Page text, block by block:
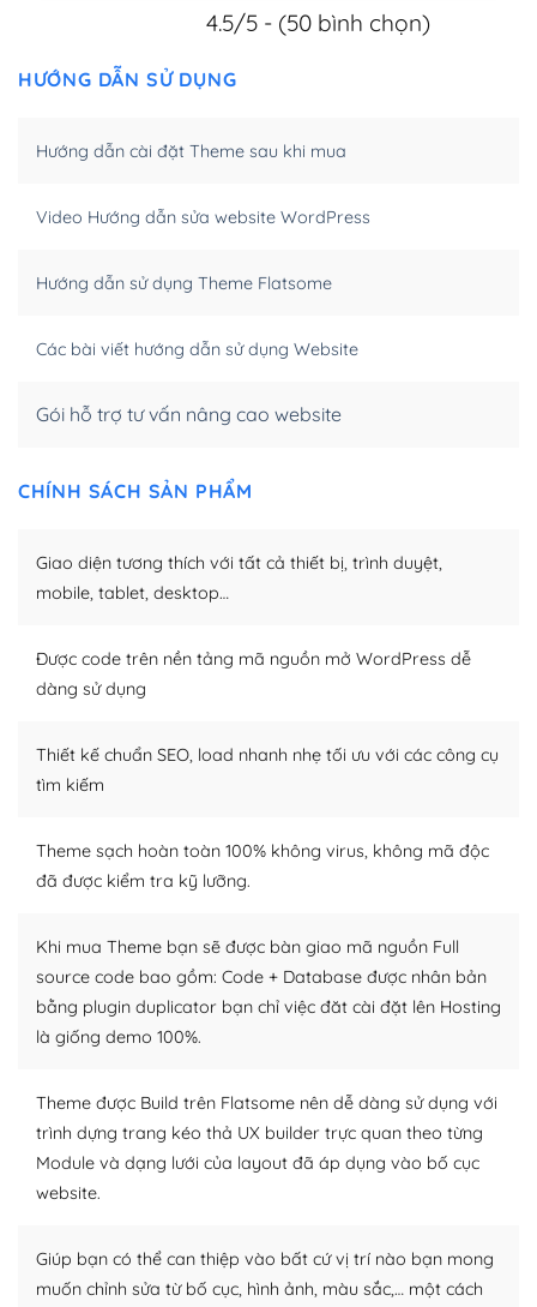
Có thể tùy biến trên website WordPress
WordPress bao gồm nhiều công cụ và plugin để tối ưu
hóa nội dung cho SEO.
Khi bạn dùng WordPress để thiết kế web thì trang web
kiếm.
Khi bạn sử dụng WordPress, thì vấn đề giao diện của
trở nên hấp dẫn và đơn giản hơn.
thiết kế tốt, bạn có thể tự sửa đổi. Nếu không bạn có thể
tìm kiếm chúng trên Internet hoặc nhờ chuyên gia.
– Sở hữu một cộng đồng lớn, sẵn sàng hỗ trợ
khổng lồ được kiểm duyệt bởi các nhân viên và những
người cuồng tín WordPress.
Nếu bạn gặp khó khăn, bạn có thể lên mạng và tìm
kiếm những cộng đồng WordPress, họ sẽ giúp bạn trả
lời, giải đáp vấn đề của bạn.
Cộng đồng sử dụng WordPress sẵn sàng hỗ trợ bạn
– Đa dạng plugin và themes
Plugin mở rộng là thành phần cài đặt thêm vào
WordPress để tăng thêm các tính năng cần thiết. Có
nhiều plugin trả phí hoặc miễn phí.
Nhờ lượng người dùng đông đảo, thư viện themes và
plugin của WordPress rất phong phú. Bạn có thể thỏa
4.5/5 - (50 bình chọn)
HƯỚNG DẪN SỬ DỤNG
Hướng dẫn cài đặt Theme sau khi mua
Video Hướng dẫn sửa website WordPress
Hướng dẫn sử dụng Theme Flatsome
Các bài viết hướng dẫn sử dụng Website
Gói hỗ trợ tư vấn nâng cao website
CHÍNH SÁCH SẢN PHẨM
Giao diện tương thích với tất cả thiết bị, trình duyệt,
mobile, tablet, desktop…
Được code trên nền tảng mã nguồn mở WordPress dễ
dàng sử dụng
Thiết kế chuẩn SEO, load nhanh nhẹ tối ưu với các công cụ
tìm kiếm
Theme sạch hoàn toàn 100% không virus, không mã độc
đã được kiểm tra kỹ lưỡng.
Khi mua Theme bạn sẽ được bàn giao mã nguồn Full
source code bao gồm: Code + Database được nhân bản
bằng plugin duplicator bạn chỉ việc đăt cài đặt lên Hosting
là giống demo 100%.
Theme được Build trên Flatsome nên dễ dàng sử dụng với
trình dựng trang kéo thả UX builder trực quan theo từng
Module và dạng lưới của layout đã áp dụng vào bố cục
website.
Giúp bạn có thể can thiệp vào bất cứ vị trí nào bạn mong
muốn chỉnh sửa từ bố cục, hình ảnh, màu sắc,… một cách